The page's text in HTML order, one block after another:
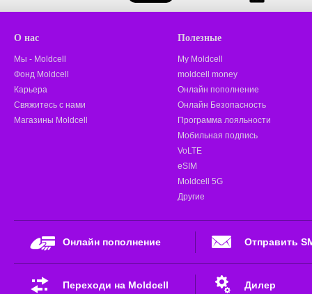
О нас
Мы - Moldcell
Фонд Moldcell
Карьера
Свяжитесь с нами
Магазины Moldcell
Полезные
My Moldcell
moldcell money
Онлайн пополнение
Онлайн Безопасность
Программа лояльности
Мобильная подпись
VoLTE
eSIM
Moldcell 5G
Другие
Онлайн пополнение Отправить
Переходи на Moldcell Дилер